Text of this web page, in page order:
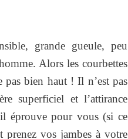
grande gueule, peu
Alors les courbettes
pas bien haut ! Il n’est pas
superficiel et l’attirance
éprouve pour vous (si ce
prenez vos jambes à votre